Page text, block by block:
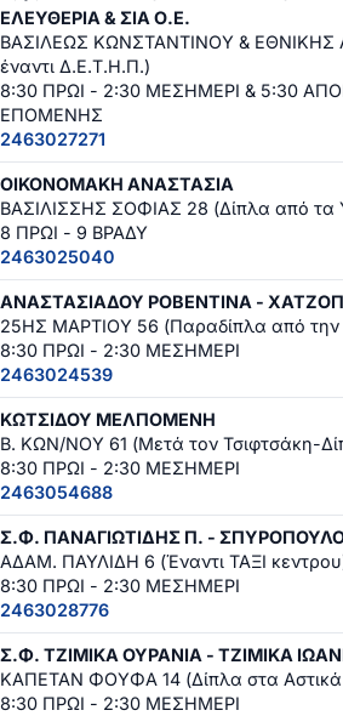
ΕΛΕΥΘΕΡΙΑ & ΣΙΑ Ο.Ε.
ΒΑΣΙΛΕΩΣ ΚΩΝΣΤΑΝΤΙΝΟΥ & ΕΘΝΙΚΗΣ
έναντι Δ.Ε.Τ.Η.Π.)
8:30 ΠΡΩΙ - 2:30 ΜΕΣΗΜΕΡΙ & 5:30
ΕΠΟΜΕΝΗΣ
2463027271
ΟΙΚΟΝΟΜΑΚΗ ΑΝΑΣΤΑΣΙΑ
ΒΑΣΙΛΙΣΣΗΣ ΣΟΦΙΑΣ 28 (Δίπλα από
8 ΠΡΩΙ - 9 ΒΡΑΔΥ
2463025040
ΑΝΑΣΤΑΣΙΑΔΟΥ ΡΟΒΕΝΤΙΝΑ -
25ΗΣ ΜΑΡΤΙΟΥ 56 (Παραδίπλα από την
8:30 ΠΡΩΙ - 2:30 ΜΕΣΗΜΕΡΙ
2463024539
ΚΩΤΣΙΔΟΥ ΜΕΛΠΟΜΕΝΗ
Β. ΚΩΝ/ΝΟΥ 61 (Μετά τον Τσιφτσάκη-
8:30 ΠΡΩΙ - 2:30 ΜΕΣΗΜΕΡΙ
2463054688
Σ.Φ. ΠΑΝΑΓΙΩΤΙΔΗΣ Π. -
ΑΔΑΜ. ΠΑΥΛΙΔΗ 6 (Έναντι ΤΑΞΙ
8:30 ΠΡΩΙ - 2:30 ΜΕΣΗΜΕΡΙ
2463028776
Σ.Φ. ΤΖΙΜΙΚΑ ΟΥΡΑΝΙΑ - ΤΖΙΜΙΚΑ
ΚΑΠΕΤΑΝ ΦΟΥΦΑ 14 (Δίπλα στα
8:30 ΠΡΩΙ - 2:30 ΜΕΣΗΜΕΡΙ